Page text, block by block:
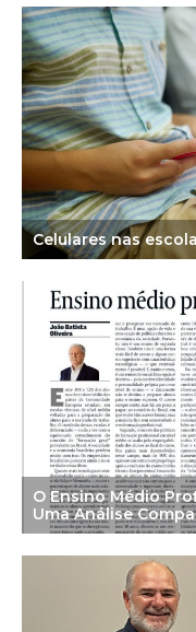
Celulares nas
O Ensino Médio
Uma Análise